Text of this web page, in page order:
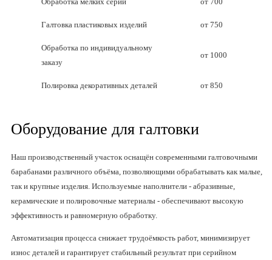
Галтовка пластиковых изделий от 750
Обработка по индивидуальному
заказу
от 1000
Полировка декоративных деталей от 850
Оборудование для галтовки
Наш производственный участок оснащён современными галтовочными
барабанами различного объёма, позволяющими обрабатывать как малые,
так и крупные изделия. Используемые наполнители - абразивные,
керамические и полировочные материалы - обеспечивают высокую
эффективность и равномерную обработку.
Автоматизация процесса снижает трудоёмкость работ, минимизирует
износ деталей и гарантирует стабильный результат при серийном